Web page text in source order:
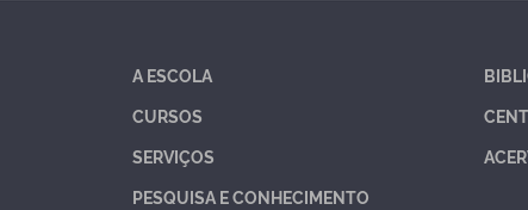
A ESCOLA
CURSOS
SERVIÇOS
PESQUISA E CONHECIMENTO